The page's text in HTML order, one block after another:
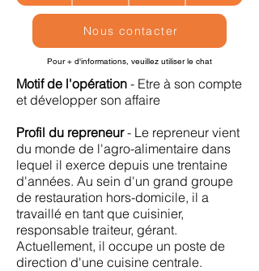
Nous contacter
Pour + d'informations, veuillez utiliser le chat
Motif de l'opération - Etre à son compte
et développer son affaire
Profil du repreneur- Le repreneur vient
du monde de l'agro-alimentaire dans
lequel il exerce depuis une trentaine
d'années. Au sein d'un grand groupe
de restauration hors-domicile, il a
travaillé en tant que cuisinier,
responsable traiteur, gérant.
Actuellement, il occupe un poste de
direction d'une cuisine centrale.